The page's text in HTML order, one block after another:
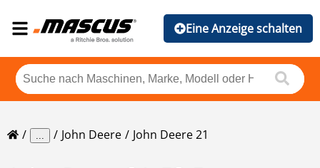
Eine Anzeige schalten
... John Deere John Deere 21